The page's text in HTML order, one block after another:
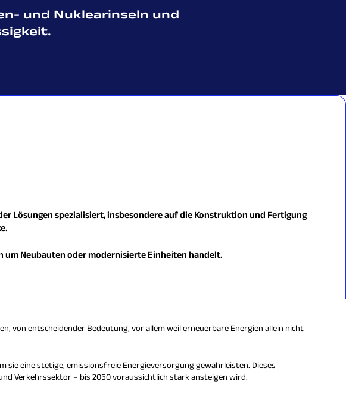
und Nuklearinseln und
Lösungen spezialisiert, insbesondere auf die Konstruktion und Fertigung
um Neubauten oder modernisierte Einheiten handelt.
von entscheidender Bedeutung, vor allem weil erneuerbare Energien allein nicht
sie eine stetige, emissionsfreie Energieversorgung gewährleisten. Dieses
Verkehrssektor – bis 2050 voraussichtlich stark ansteigen wird.